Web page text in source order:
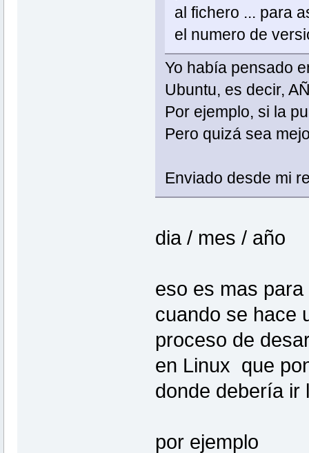
al fichero ... para
el numero de
Yo había pensado
Ubuntu, es decir,
Por ejemplo, si la
Pero quizá sea
Enviado desde mi
dia / mes / año
eso es mas
cuando se hace
proceso de
en Linux que
donde debería ir
por ejemplo